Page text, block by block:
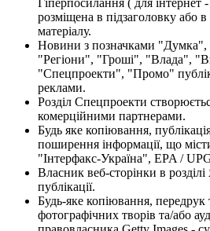
розміщена в підзаголовку або
матеріалу.
Новини з позначками "Думка",
"Регіони", "Гроші", "Влада",
"Спецпроекти", "Промо"
реклами.
Розділ Спецпроекти
комерційними партнерами.
Будь яке копіювання,
поширення інформації, що
"Інтерфакс-Україна", EPA /
Власник веб-сторінки в
публікації.
Будь-яке копіювання, передрук
фотографічних творів та/або